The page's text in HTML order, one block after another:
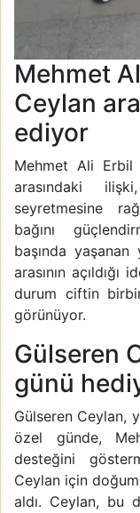
Mehmet
Ceylan
ediyor
Mehmet Ali Erbil
arasındaki
seyretmesine
bağını
başında
arasının
durum ciftin
görünüyor.
Gülseren
günü
Gülseren Ceylan,
özel günde,
desteğini
Ceylan için
aldı. Ceylan, bu